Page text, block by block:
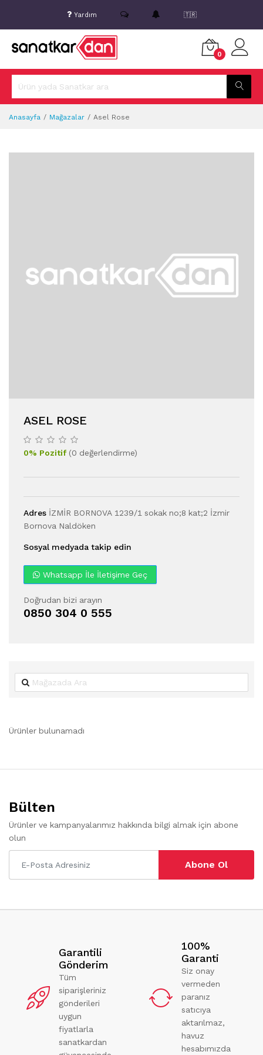
Yardım 🇹🇷
0
Anasayfa Mağazalar Asel Rose
ASEL ROSE
0% Pozitif(0 değerlendirme)
Adres İZMİR BORNOVA 1239/1 sokak no;8 kat;2 İzmir
Bornova Naldöken
Sosyal medyada takip edin
Whatsapp İle İletişime Geç
Doğrudan bizi arayın
0850 304 0 555
Ürünler bulunamadı
Bülten
Ürünler ve kampanyalarımız hakkında bilgi almak için abone
olun
Abone Ol
Garantili
Gönderim
Tüm
siparişleriniz
gönderileri
uygun
fiyatlarla
sanatkardan
100%
Garanti
Siz onay
vermeden
paranız
satıcıya
aktarılmaz,
havuz
hesabımızda